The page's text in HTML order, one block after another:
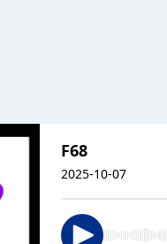
F68
2025-10-07